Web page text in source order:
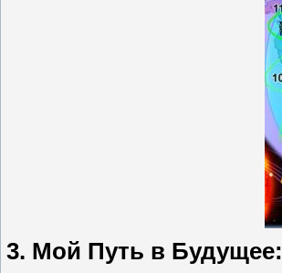
3. Мой Путь в Будущее: